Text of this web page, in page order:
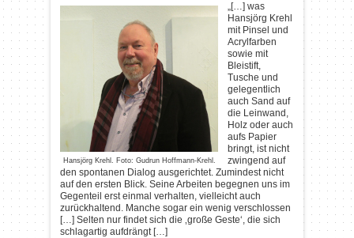
Hansjörg Krehl. Foto: Gudrun Hoffmann-Krehl.
„[…] was
Hansjörg Krehl
mit Pinsel und
Acrylfarben
sowie mit
Bleistift,
Tusche und
gelegentlich
auch Sand auf
die Leinwand,
Holz oder auch
aufs Papier
bringt, ist nicht
zwingend auf
den spontanen Dialog ausgerichtet. Zumindest nicht
auf den ersten Blick. Seine Arbeiten begegnen uns im
Gegenteil erst einmal verhalten, vielleicht auch
zurückhaltend. Manche sogar ein wenig verschlossen
[…] Selten nur findet sich die ‚große Geste‘, die sich
schlagartig aufdrängt […]